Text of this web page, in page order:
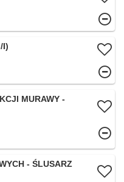
I)
MURAWY -
- ŚLUSARZ